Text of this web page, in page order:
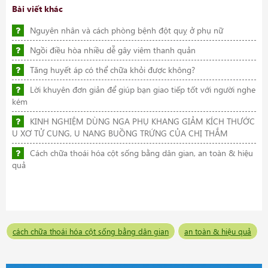
Bài viết khác
Nguyên nhân và cách phòng bệnh đột quỵ ở phụ nữ
Ngồi điều hòa nhiều dễ gây viêm thanh quản
Tăng huyết áp có thể chữa khỏi được không?
Lời khuyên đơn giản để giúp bạn giao tiếp tốt với người nghe
kém
KINH NGHIỆM DÙNG NGA PHỤ KHANG GIẢM KÍCH THƯỚC
U XƠ TỬ CUNG, U NANG BUỒNG TRỨNG CỦA CHỊ THẮM
Cách chữa thoái hóa cột sống bằng dân gian, an toàn & hiệu
quả
cách chữa thoái hóa cột sống bằng dân gian an toàn & hiệu quả